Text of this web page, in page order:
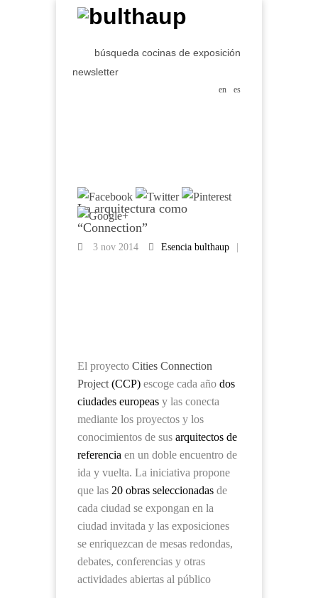
en es
búsqueda cocinas de exposición
newsletter
La arquitectura como
“Connection”
3 nov 2014 Esencia bulthaup
El proyecto Cities Connection
Project (CCP) escoge cada año dos
ciudades europeas y las conecta
mediante los proyectos y los
conocimientos de sus arquitectos de
referencia en un doble encuentro de
ida y vuelta. La iniciativa propone
que las 20 obras seleccionadas de
cada ciudad se expongan en la
ciudad invitada y las exposiciones
se enriquezcan de mesas redondas,
debates, conferencias y otras
actividades abiertas al público